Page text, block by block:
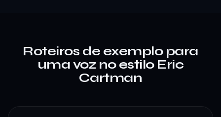
Roteiros de exemplo para
uma voz no estilo Eric
Cartman